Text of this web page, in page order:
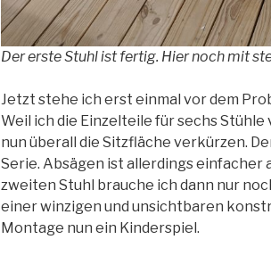
Der erste Stuhl ist fertig. Hier noch mit
Jetzt stehe ich erst einmal vor dem
Weil ich die Einzelteile für sechs
nun überall die Sitzfläche verkürzen.
Serie. Absägen ist allerdings einfacher
zweiten Stuhl brauche ich dann nur
einer winzigen und unsichtbaren
Montage nun ein Kinderspiel.